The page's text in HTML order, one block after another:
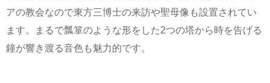
アの教会なので東方三博士の来訪や聖母像も設置されてい
ます。まるで瓢箪のような形をした2つの塔から時を告げる
鐘が響き渡る音色も魅力的です。